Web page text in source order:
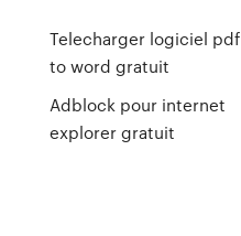
Telecharger logiciel pdf
to word gratuit
Adblock pour internet
explorer gratuit